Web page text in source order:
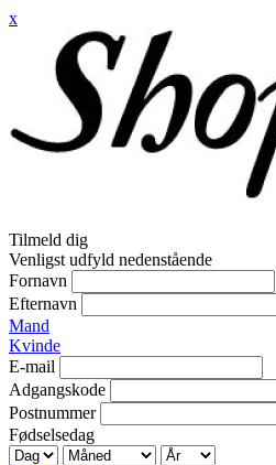
x
Tilmeld dig
Venligst udfyld nedenstående
Fornavn
Efternavn
Mand
Kvinde
E-mail
Adgangskode
Postnummer
Fødselsedag